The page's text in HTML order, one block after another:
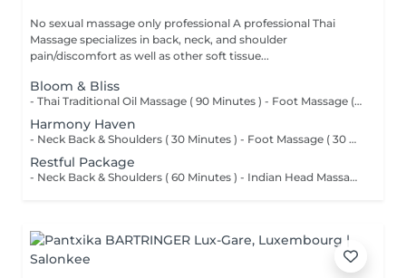
No sexual massage only professional A professional Thai
Massage specializes in back, neck, and shoulder
pain/discomfort as well as other soft tissue...
Bloom & Bliss
- Thai Traditional Oil Massage ( 90 Minutes ) - Foot Massage ( 30 Minutes )
Harmony Haven
- Neck Back & Shoulders ( 30 Minutes ) - Foot Massage ( 30 Minutes ) - Hand Massage ( 15 Minutes )
Restful Package
- Neck Back & Shoulders ( 60 Minutes ) - Indian Head Massage ( 45 Minutes )